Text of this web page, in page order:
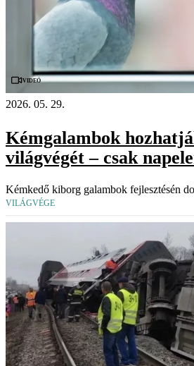
Videó
2026. 05. 29.
Kémgalambok
világvégét – csak
Kémkedő kiborg galambok fejlesztésén
VILÁGVÉGE